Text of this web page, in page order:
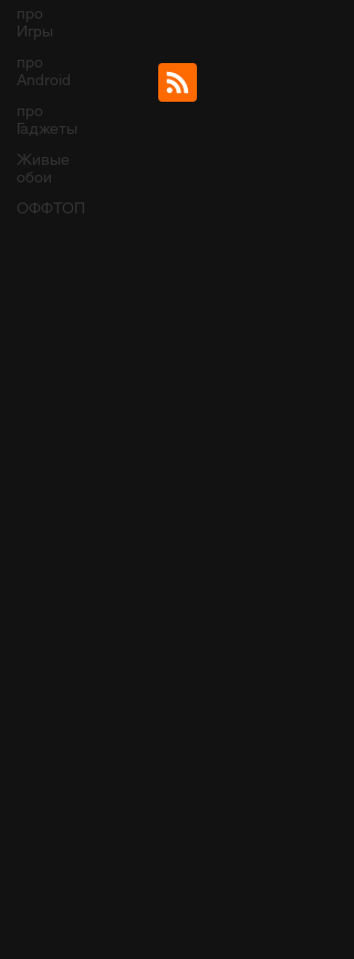
про
Игры
про
Android
про
Гаджеты
Живые
обои
ОФФТОП